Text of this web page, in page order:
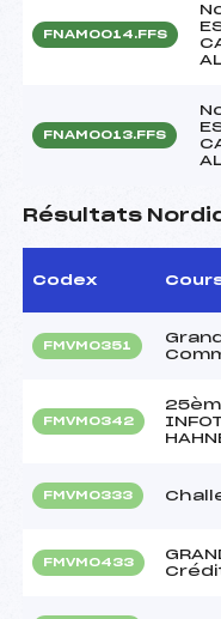
FNAM0014.FFS
FNAM0013.FFS
Résultats
Codex
FMVM0351
FMVM0342
FMVM0333
FMVM0433